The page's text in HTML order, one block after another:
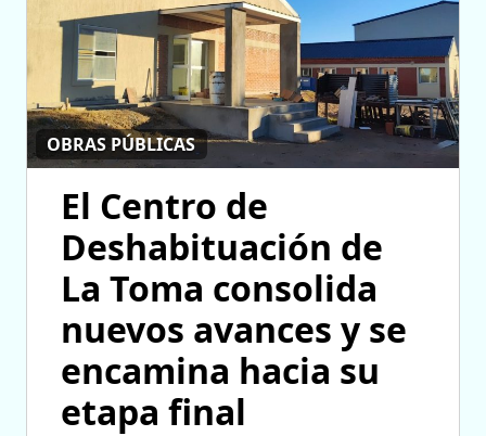
OBRAS PÚBLICAS
El Centro de
Deshabituación de
La Toma consolida
nuevos avances y se
encamina hacia su
etapa final